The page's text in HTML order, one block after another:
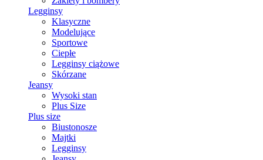
Legginsy
Klasyczne
Modelujące
Sportowe
Ciepłe
Legginsy ciążowe
Skórzane
Jeansy
Wysoki stan
Plus Size
Plus size
Biustonosze
Majtki
Legginsy